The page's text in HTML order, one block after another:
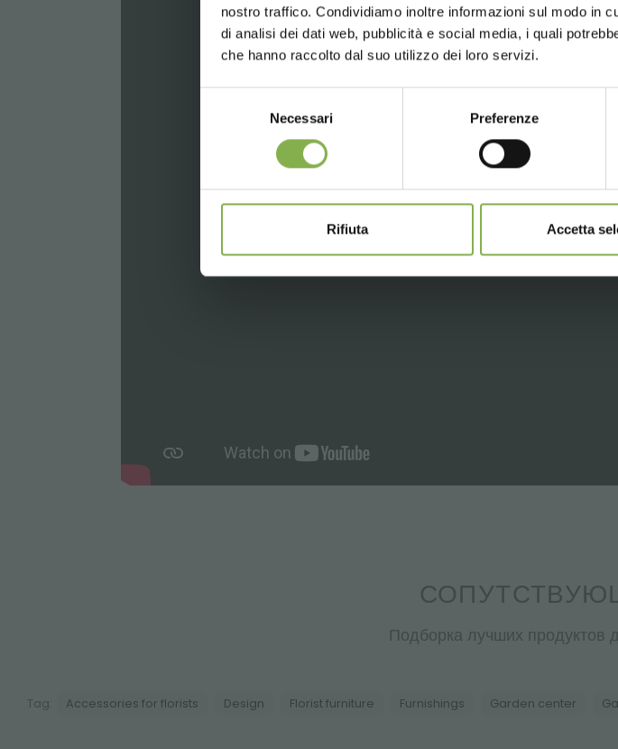
nostro traffico. Condividiamo inoltre informazioni sul modo in
di analisi dei dati web, pubblicità e social media, i quali
che hanno raccolto dal suo utilizzo dei loro servizi.
Necessari Preferenze
Rifiuta Accetta
Подборка лучших
Tag: Accessories for florists Design Florist furniture Furnishings Garden center
Войдите или